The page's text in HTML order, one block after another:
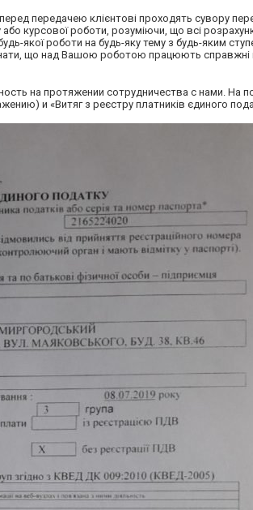
передачею клієнтові проходять сувору
курсової роботи, розуміючи, що всі
якої роботи на будь-яку тему з будь-яким
що над Вашою роботою працюють
на протяжении сотрудничества с нами. На
и «Витяг з реєстру платників єдиного